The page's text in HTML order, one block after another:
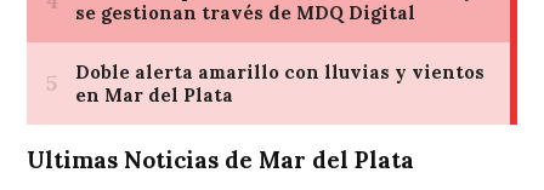
Ultimas Noticias de Mar del Plata